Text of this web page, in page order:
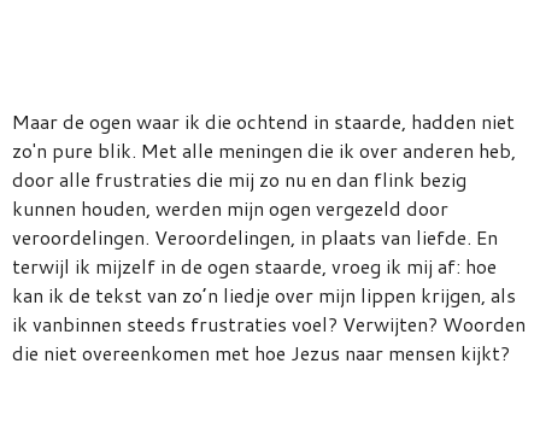
Maar de ogen waar ik die ochtend in staarde, hadden niet
zo'n pure blik. Met alle meningen die ik over anderen heb,
door alle frustraties die mij zo nu en dan flink bezig
kunnen houden, werden mijn ogen vergezeld door
veroordelingen. Veroordelingen, in plaats van liefde. En
terwijl ik mijzelf in de ogen staarde, vroeg ik mij af: hoe
kan ik de tekst van zo’n liedje over mijn lippen krijgen, als
ik vanbinnen steeds frustraties voel? Verwijten? Woorden
die niet overeenkomen met hoe Jezus naar mensen kijkt?